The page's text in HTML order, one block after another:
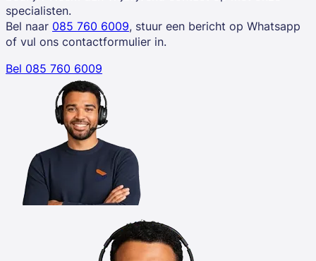
specialisten.
Bel naar 085 760 6009, stuur een bericht op Whatsapp
of vul ons contactformulier in.
Bel 085 760 6009